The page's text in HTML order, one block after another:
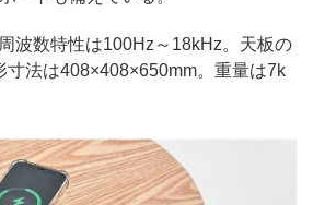
波数特性は100Hz～18kHz。天板の
寸法は408×408×650mm。重量は7k